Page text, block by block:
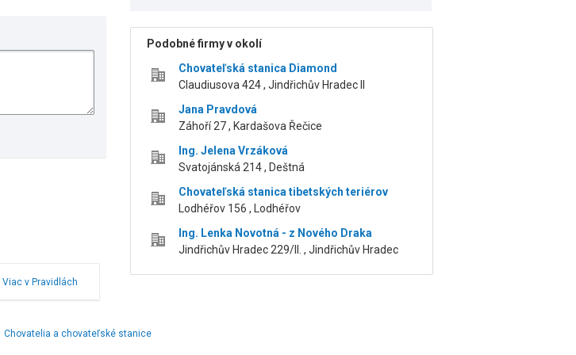
Viac v Pravidlách
Podobné firmy v okolí
Chovateľská stanica Diamond
Claudiusova 424 , Jindřichův Hradec II
Jana Pravdová
Záhoří 27 , Kardašova Řečice
Ing. Jelena Vrzáková
Svatojánská 214 , Deštná
Chovateľská stanica tibetských teriérov
Lodhéřov 156 , Lodhéřov
Ing. Lenka Novotná - z Nového Draka
Jindřichův Hradec 229/II. , Jindřichův Hradec
Chovatelia a chovateľské stanice